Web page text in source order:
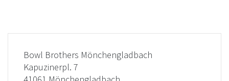
Bowl Brothers Mönchengladbach
Kapuzinerpl. 7